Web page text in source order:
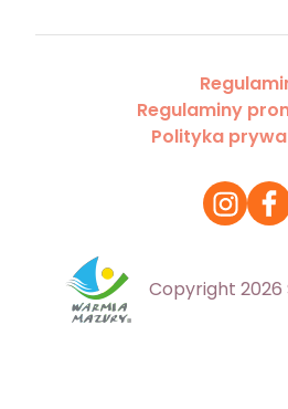
Regulaminy
Polityka
Copyright 2026